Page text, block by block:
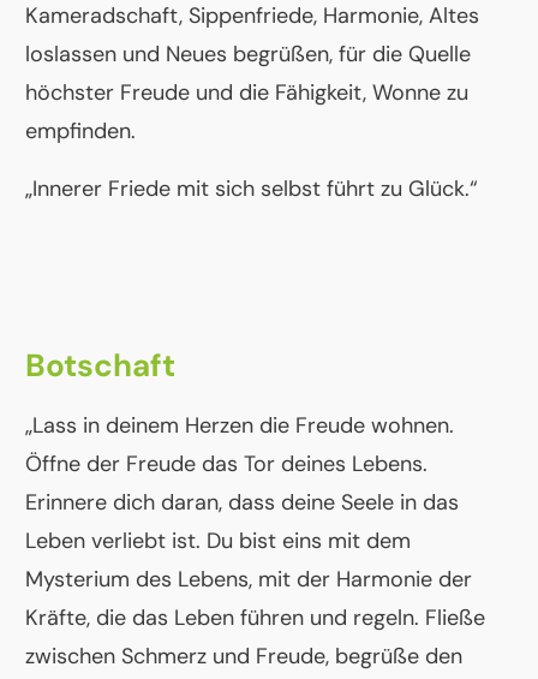
Kameradschaft, Sippenfriede, Harmonie, Altes
loslassen und Neues begrüßen, für die Quelle
höchster Freude und die Fähigkeit, Wonne zu
empfinden.
„Innerer Friede mit sich selbst führt zu Glück.“
Botschaft
„Lass in deinem Herzen die Freude wohnen.
Öffne der Freude das Tor deines Lebens.
Erinnere dich daran, dass deine Seele in das
Leben verliebt ist. Du bist eins mit dem
Mysterium des Lebens, mit der Harmonie der
Kräfte, die das Leben führen und regeln. Fließe
zwischen Schmerz und Freude, begrüße den